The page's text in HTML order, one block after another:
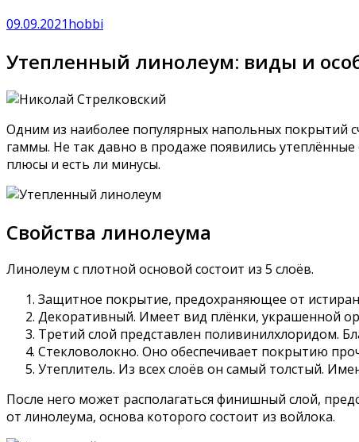
09.09.2021hobbi
Утепленный линолеум: виды и
Одним из наиболее популярных напольных покрытий
гаммы. Не так давно в продаже появились
плюсы и есть ли минусы.
Свойства линолеума
Линолеум с плотной основой состоит из 5 слоёв.
Защитное покрытие, предохраняющее от
Декоративный. Имеет вид плёнки, украшенной
Третий слой представлен поливинилхлоридом.
Стекловолокно. Оно обеспечивает покрытию
Утеплитель. Из всех слоёв он самый толстый.
После него может располагаться финишный слой,
от линолеума, основа которого состоит из войлока.